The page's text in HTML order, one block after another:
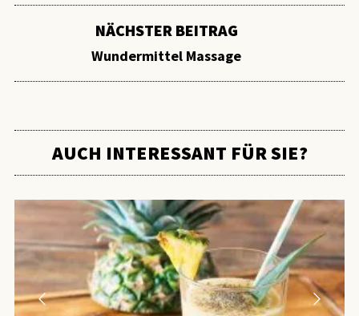
NÄCHSTER BEITRAG
Wundermittel Massage
AUCH INTERESSANT FÜR SIE?